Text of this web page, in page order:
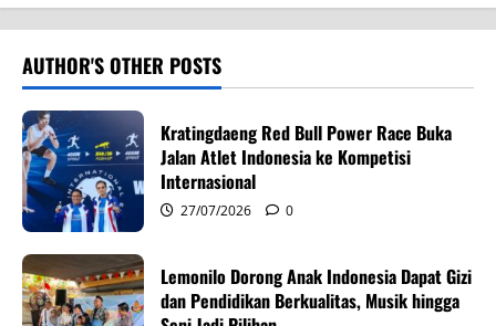
n
a
v
i
g
a
AUTHOR'S OTHER POSTS
Kratingdaeng Red Bull Power Race Buka
Jalan Atlet Indonesia ke Kompetisi
Internasional
27/07/2026 0
Lemonilo Dorong Anak Indonesia Dapat Gizi
dan Pendidikan Berkualitas, Musik hingga